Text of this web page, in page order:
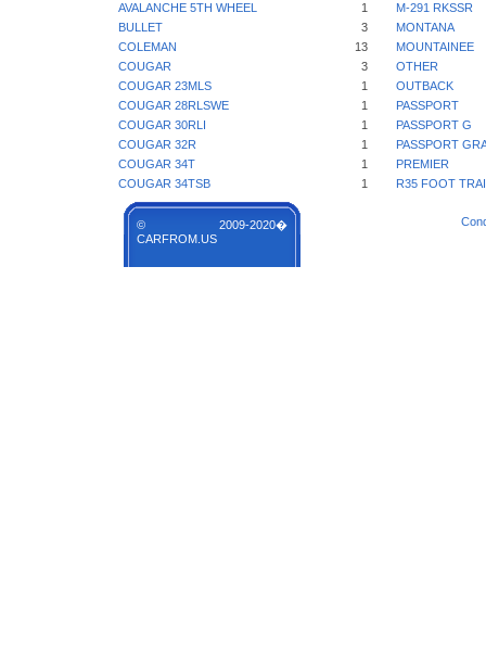
AVALANCHE 5TH WHEEL
1
M-291 RKSSR
BULLET
3
MONTANA
COLEMAN
13
MOUNTAINEE
COUGAR
3
OTHER
COUGAR 23MLS
1
OUTBACK
COUGAR 28RLSWE
1
PASSPORT
COUGAR 30RLI
1
PASSPORT G
COUGAR 32R
1
PASSPORT
COUGAR 34T
1
PREMIER
COUGAR 34TSB
1 R35 FOOT
© 2009-2020�
CARFROM.US